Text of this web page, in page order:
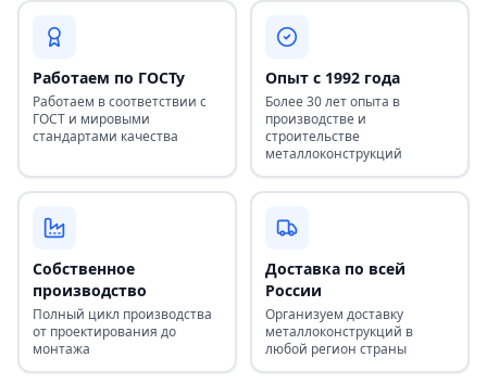
Работаем по ГОСТу
Работаем в соответствии с
ГОСТ и мировыми
стандартами качества
Опыт с 1992 года
Более 30 лет опыта в
производстве и
строительстве
металлоконструкций
Собственное
производство
Полный цикл производства
от проектирования до
монтажа
Доставка по всей
России
Организуем доставку
металлоконструкций в
любой регион страны